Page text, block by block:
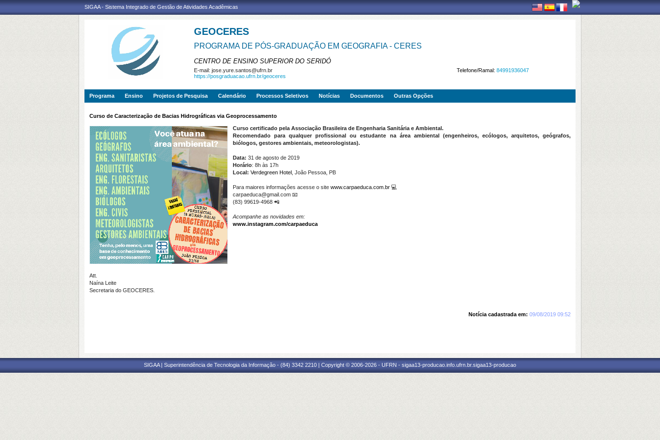
SIGAA - Sistema Integrado de Gestão de Atividades Acadêmicas
GEOCERES
PROGRAMA DE PÓS-GRADUAÇÃO EM GEOGRAFIA - CERES
CENTRO DE ENSINO SUPERIOR DO SERIDÓ
Telefone/Ramal: 84991936047
E-mail: jose.yure.santos@ufrn.br
https://posgraduacao.ufrn.br/geoceres
Programa Ensino Projetos de Pesquisa Calendário Processos Seletivos Notícias Documentos Outras Opções
Curso de Caracterização de Bacias Hidrográficas via Geoprocessamento
Curso certificado pela Associação Brasileira de Engenharia Sanitária e Ambiental.
Recomendado para qualquer profissional ou estudante na área ambiental (engenheiros, ecólogos, arquitetos, geógrafos,
biólogos, gestores ambientais, meteorologistas).
Data: 31 de agosto de 2019
Horário: 8h às 17h
Local: Verdegreen Hotel , João Pessoa, PB
Para maiores informações acesse o site www.carpaeduca.com.br 💻
carpaeduca@gmail.com 📧
(83) 99619-4968 📲
Acompanhe as novidades em:
www.instagram.com/carpaeduca
Att.
Naína Leite
Secretaria do GEOCERES.
Notícia cadastrada em: 09/08/2019 09:52
SIGAA | Superintendência de Tecnologia da Informação - (84) 3342 2210 | Copyright © 2006-2026 - UFRN - sigaa13-producao.info.ufrn.br.sigaa13-producao